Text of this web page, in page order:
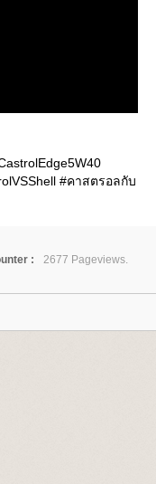
#คาสตรอลกับ
:
2677 Pageviews.